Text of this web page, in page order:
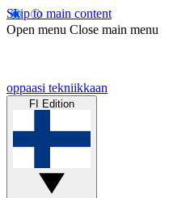
Skip to main content
Open menu Close main menu
oppaasi tekniikkaan
FI Edition